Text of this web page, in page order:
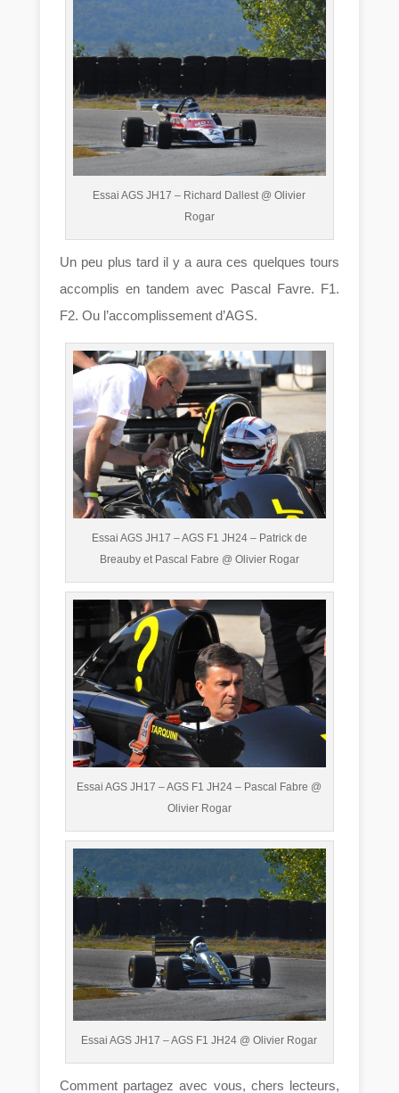
Essai AGS JH17 – Richard Dallest @ Olivier
Rogar
Un peu plus tard il y a aura ces quelques tours
accomplis en tandem avec Pascal Favre. F1.
F2. Ou l’accomplissement d’AGS.
Essai AGS JH17 – AGS F1 JH24 – Patrick de
Breauby et Pascal Fabre @ Olivier Rogar
Essai AGS JH17 – AGS F1 JH24 – Pascal Fabre @
Olivier Rogar
Essai AGS JH17 – AGS F1 JH24 @ Olivier Rogar
Comment partagez avec vous, chers lecteurs,